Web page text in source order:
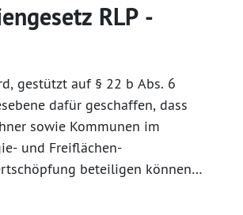
RLP -
gestützt auf § 22 b Abs. 6
dafür geschaffen, dass
sowie Kommunen im
und Freiflächen-
beteiligen können.
Ausbau der Wind- und